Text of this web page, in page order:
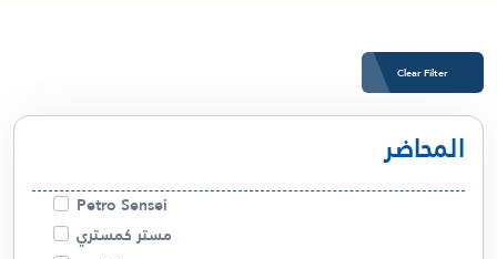
Clear Filter
المحاضر
Petro Sensei
مستر كمستري